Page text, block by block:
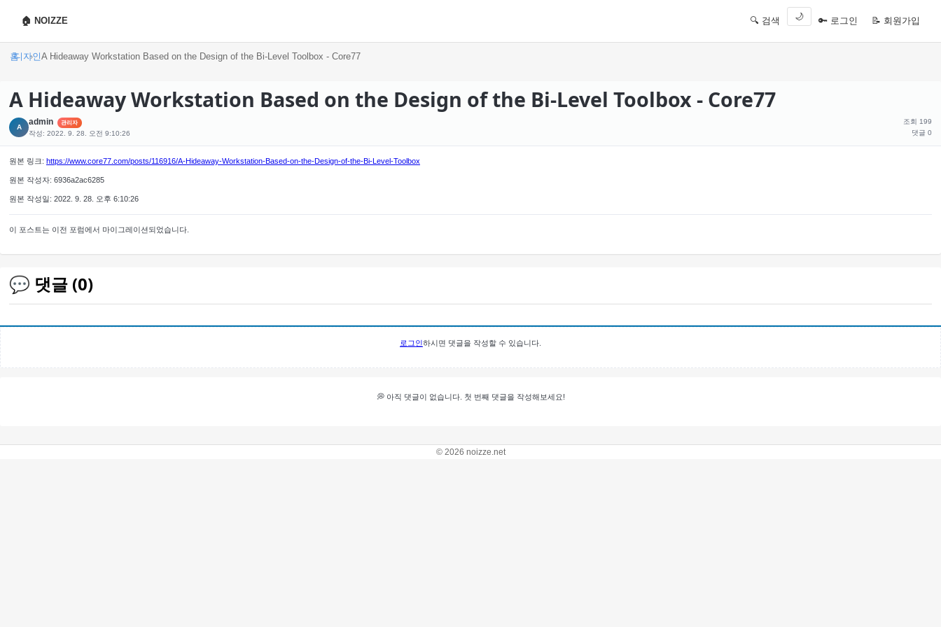
🏠 NOIZZE 🔍 검색 🌙 🔑 로그인 📝 회원가입
홈디자인A Hideaway Workstation Based on the Design of the Bi-Level Toolbox - Core77
A Hideaway Workstation Based on the Design of the Bi-Level Toolbox - Core77
A
admin 관리자
작성: 2022. 9. 28. 오전 9:10:26
조회 199
댓글 0
원본 링크: https://www.core77.com/posts/116916/A-Hideaway-Workstation-Based-on-the-Design-of-the-Bi-Level-Toolbox
원본 작성자: 6936a2ac6285
원본 작성일: 2022. 9. 28. 오후 6:10:26
이 포스트는 이전 포럼에서 마이그레이션되었습니다.
💬 댓글 (0)
로그인하시면 댓글을 작성할 수 있습니다.
💭 아직 댓글이 없습니다. 첫 번째 댓글을 작성해보세요!
© 2026 noizze.net